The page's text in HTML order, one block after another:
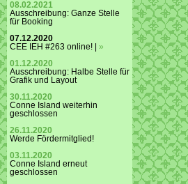
08.02.2021
Ausschreibung: Ganze Stelle
für Booking
07.12.2020
CEE IEH #263 online! | »
01.12.2020
Ausschreibung: Halbe Stelle für
Grafik und Layout
30.11.2020
Conne Island weiterhin
geschlossen
26.11.2020
Werde Fördermitglied!
03.11.2020
Conne Island erneut
geschlossen